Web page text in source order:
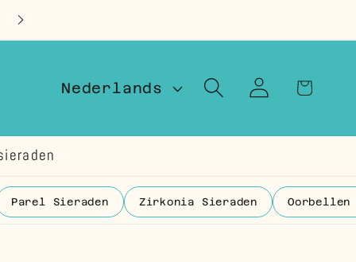
a
l
Nederlands Inloggen
Parel Sieraden Zirkonia Sieraden Oorbellen